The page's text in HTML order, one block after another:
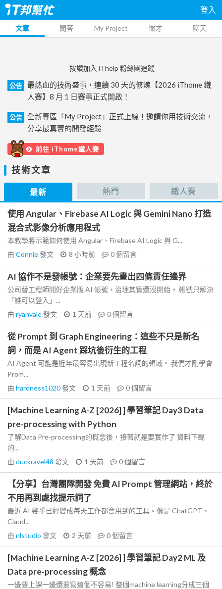
登入
文章 問答 My Project 徵才 聊天
按讚加入 iThelp 粉絲團追蹤
公告
最熱血的技術盛事，連續 30 天的修煉【2026 iThome 鐵
人賽】8 月 1 日賽事正式開啟！
公告
全新專區「My Project」正式上線！邀請你用技術交流，
分享最真實的開發經驗
前往 iThome鐵人賽
技術文章
最新 熱門 鐵人賽
使用 Angular、Firebase AI Logic 與 Gemini Nano 打造
混合式影像分析應用程式
本教學將示範如何使用 Angular、Firebase AI Logic 與 G...
由 Connie發文 8 小時前 0個留言
AI 協作不是發帳號：企業要先畫出四條責任邊界
公司替工程師開好企業版 AI 帳號，治理其實還沒開始。 帳號只解決
「誰可以登入」...
由 ryanvale發文 1 天前 0個留言
從 Prompt 到 Graph Engineering：這些不只是新名
詞，而是 AI Agent 踩坑後衍生的工程
AI Agent 可能是近年最容易出現新工程名詞的領域。 我們才剛學會
Prom...
由 hardness1020發文 1 天前 0個留言
[Machine Learning A-Z [2026] ] 學習筆記 Day3 Data
pre-processing with Python
了解Data Pre-processing的概念後，接著就是要實作了 資料下載
的...
由 duckravel48 發文 1 天前 0個留言
【分享】台灣團隊開發 免費 AI Prompt 管理網站，終於
不用再到處找提示詞了
最近 AI 幾乎已經變成每天工作都會用到的工具。像是 ChatGPT、
Claud...
由 nlstudio 發文 2 天前 0個留言
[Machine Learning A-Z [2026] ] 學習筆記 Day2 ML 及
Data pre-processing 概念
一邊要上課一邊還要寫這個不容易! 整個machine learning分成三個